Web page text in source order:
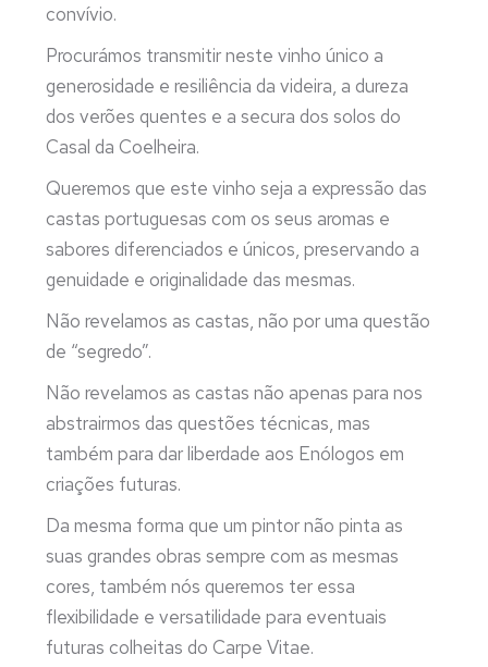
convívio.
Procurámos transmitir neste vinho único a
generosidade e resiliência da videira, a dureza
dos verões quentes e a secura dos solos do
Casal da Coelheira.
Queremos que este vinho seja a expressão das
castas portuguesas com os seus aromas e
sabores diferenciados e únicos, preservando a
genuidade e originalidade das mesmas.
Não revelamos as castas, não por uma questão
de “segredo”.
Não revelamos as castas não apenas para nos
abstrairmos das questões técnicas, mas
também para dar liberdade aos Enólogos em
criações futuras.
Da mesma forma que um pintor não pinta as
suas grandes obras sempre com as mesmas
cores, também nós queremos ter essa
flexibilidade e versatilidade para eventuais
futuras colheitas do Carpe Vitae.